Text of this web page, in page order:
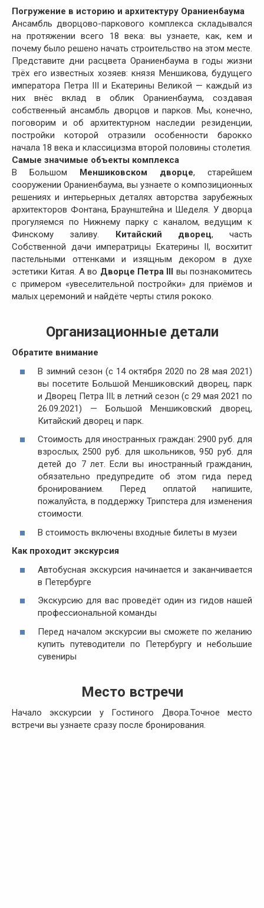
Погружение в историю и архитектуру Ораниенбаума
Ансамбль дворцово-паркового комплекса складывался
на протяжении всего 18 века: вы узнаете, как, кем и
почему было решено начать строительство на этом месте.
Представите дни расцвета Ораниенбаума в годы жизни
трёх его известных хозяев: князя Меншикова, будущего
императора Петра
и Екатерины Великой — каждый из
них внёс вклад в облик Ораниенбаума, создавая
собственный ансамбль дворцов и парков. Мы, конечно,
поговорим и об архитектурном наследии резиденции,
постройки которой отразили особенности барокко
начала 18 века и классицизма второй половины столетия.
Самые значимые объекты комплекса
В Большом
Меншиковском дворце, старейшем
сооружении Ораниенбаума, вы узнаете о композиционных
решениях и интерьерных деталях авторства зарубежных
архитекторов Фонтана, Браунштейна и Шеделя. У дворца
прогуляемся по Нижнему парку с каналом, ведущим к
Финскому заливу.
Китайский дворец, часть
Собственной дачи императрицы Екатерины II, восхитит
пастельными оттенками и изящным декором в духе
эстетики Китая. А во Дворце Петра
вы познакомитесь
с примером «увеселительной постройки» для приёмов и
малых церемоний и найдёте черты стиля рококо.
Организационные детали
Обратите внимание
В зимний сезон (с 14 октября 2020 по 28 мая 2021)
вы посетите Большой Меншиковский дворец, парк
и Дворец Петра III; в летний сезон (с 29 мая 2021 по
26.09.2021) — Большой Меншиковский дворец,
Китайский дворец и парк.
Стоимость для иностранных граждан: 2900 руб. для
взрослых, 2500 руб. для школьников, 950 руб. для
детей до 7 лет. Если вы иностранный гражданин,
обязательно предупредите об этом гида перед
бронированием. Перед оплатой напишите,
пожалуйста, в поддержку Трипстера для изменения
стоимости.
В стоимость включены входные билеты в музеи
Как проходит экскурсия
Автобусная экскурсия начинается и заканчивается
в Петербурге
Экскурсию для вас проведёт один из гидов нашей
профессиональной команды
Перед началом экскурсии вы сможете по желанию
купить путеводители по Петербургу и небольшие
сувениры
Место встречи
Начало экскурсии у Гостиного Двора.Точное место
встречи вы узнаете сразу после бронирования.